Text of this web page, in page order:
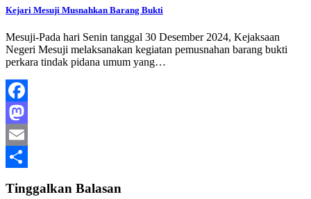
Kejari Mesuji Musnahkan Barang Bukti
Mesuji-Pada hari Senin tanggal 30 Desember 2024, Kejaksaan
Negeri Mesuji melaksanakan kegiatan pemusnahan barang bukti
perkara tindak pidana umum yang…
Facebook
Mastodon
Email
Tinggalkan Balasan